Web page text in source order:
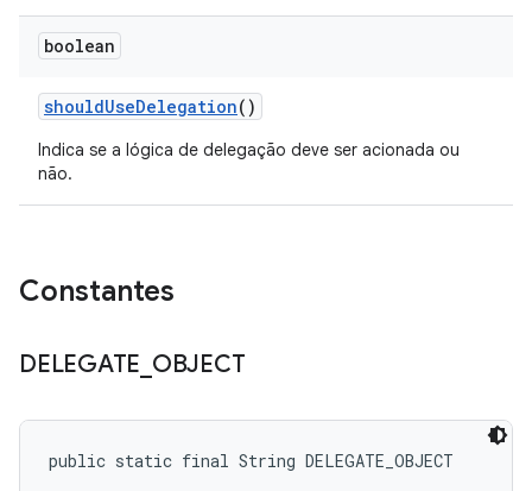
boolean
shouldUseDelegation()
Indica se a lógica de delegação deve ser acionada ou
não.
Constantes
DELEGATE OBJECT
public static final String DELEGATE_OBJECT